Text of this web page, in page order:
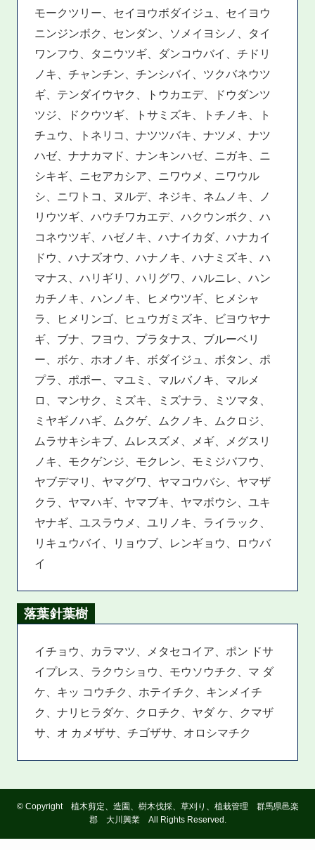
モークツリー、セイヨウボダイジュ、セイヨウ
ニンジンボク、センダン、ソメイヨシノ、タイ
ワンフウ、タニウツギ、ダンコウバイ、チドリ
ノキ、チャンチン、チンシバイ、ツクバネウツ
ギ、テンダイウヤク、トウカエデ、ドウダンツ
ツジ、ドクウツギ、トサミズキ、トチノキ、ト
チュウ、トネリコ、ナツツバキ、ナツメ、ナツ
ハゼ、ナナカマド、ナンキンハゼ、ニガキ、ニ
シキギ、ニセアカシア、ニワウメ、ニワウル
シ、ニワトコ、ヌルデ、ネジキ、ネムノキ、ノ
リウツギ、ハウチワカエデ、ハクウンボク、ハ
コネウツギ、ハゼノキ、ハナイカダ、ハナカイ
ドウ、ハナズオウ、ハナノキ、ハナミズキ、ハ
マナス、ハリギリ、ハリグワ、ハルニレ、ハン
カチノキ、ハンノキ、ヒメウツギ、ヒメシャ
ラ、ヒメリンゴ、ヒュウガミズキ、ビヨウヤナ
ギ、ブナ、フヨウ、プラタナス、ブルーベリ
ー、ボケ、ホオノキ、ボダイジュ、ボタン、ポ
プラ、ポポー、マユミ、マルバノキ、マルメ
ロ、マンサク、ミズキ、ミズナラ、ミツマタ、
ミヤギノハギ、ムクゲ、ムクノキ、ムクロジ、
ムラサキシキブ、ムレスズメ、メギ、メグスリ
ノキ、モクゲンジ、モクレン、モミジバフウ、
ヤブデマリ、ヤマグワ、ヤマコウバシ、ヤマザ
クラ、ヤマハギ、ヤマブキ、ヤマボウシ、ユキ
ヤナギ、ユスラウメ、ユリノキ、ライラック、
リキュウバイ、リョウブ、レンギョウ、ロウバ
イ
落葉針葉樹
イチョウ、カラマツ、メタセコイア、ポン ドサ
イプレス、ラクウショウ、モウソウチク、マ ダ
ケ、キッ コウチク、ホテイチク、キンメイチ
ク、ナリヒラダケ、クロチク、ヤダ ケ、クマザ
サ、オ カメザサ、チゴザサ、オロシマチク
©Copyright 植木剪定、造園、樹木伐採、草刈り、植栽管理 群馬県邑楽
郡 大川興業 All Rights Reserved.